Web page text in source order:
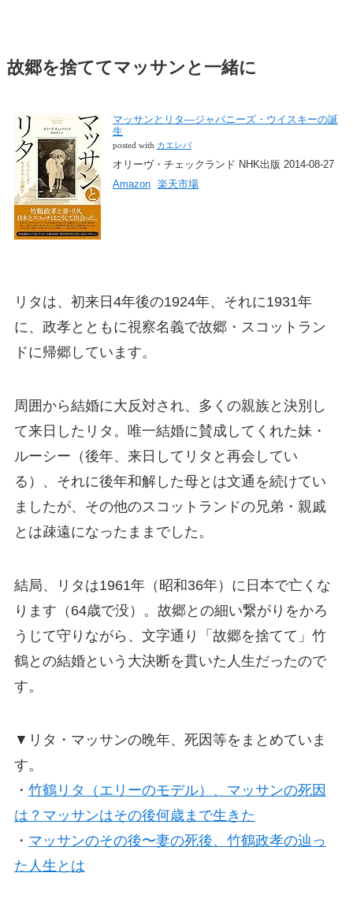
故郷を捨ててマッサンと一緒に
マッサンとリタ―ジャパニーズ・ウイスキーの誕
生
posted with カエレバ
オリーヴ・チェックランド NHK出版 2014-08-27
Amazon
楽天市場
リタは、初来日4年後の1924年、それに1931年
に、政孝とともに視察名義で故郷・スコットラン
ドに帰郷しています。
周囲から結婚に大反対され、多くの親族と決別し
て来日したリタ。唯一結婚に賛成してくれた妹・
ルーシー（後年、来日してリタと再会してい
る）、それに後年和解した母とは文通を続けてい
ましたが、その他のスコットランドの兄弟・親戚
とは疎遠になったままでした。
結局、リタは1961年（昭和36年）に日本で亡くな
ります（64歳で没）。故郷との細い繋がりをかろ
うじて守りながら、文字通り「故郷を捨てて」竹
鶴との結婚という大決断を貫いた人生だったので
す。
▼リタ・マッサンの晩年、死因等をまとめていま
す。
・ 竹鶴リタ（エリーのモデル）、マッサンの死因
は？マッサンはその後何歳まで生きた
・ マッサンのその後〜妻の死後、竹鶴政孝の辿っ
た人生とは